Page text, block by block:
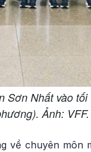
Nhất vào
Ảnh: VFF.
về chuyên môn